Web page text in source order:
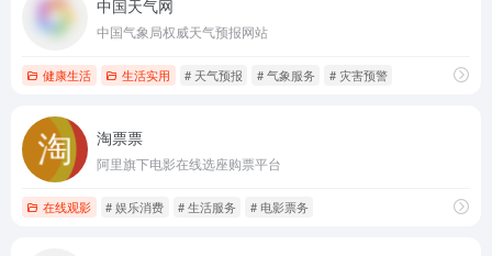
中国天气网
中国气象局权威天气预报网站
健康生活 生活实用 # 天气预报 # 气象服务 # 灾害预警
淘票票
阿里旗下电影在线选座购票平台
在线观影 # 娱乐消费 # 生活服务 # 电影票务